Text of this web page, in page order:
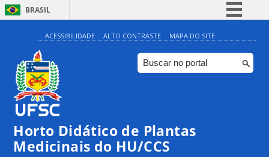
BRASIL
Simplifique!
Comunica BR
Participe
Canais
ACESSIBILIDADE ALTO CONTRASTE MAPA DO SITE
Horto Didático de Plantas
Medicinais do HU/CCS